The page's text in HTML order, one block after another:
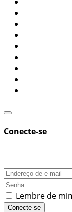
Conecte-se
Lembre de
Conecte-se